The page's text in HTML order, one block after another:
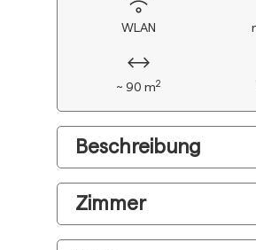
WLAN
~ 90 m2
Beschreibung
Zimmer